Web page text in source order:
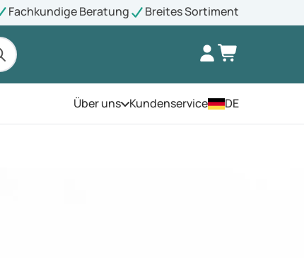
Fachkundige Beratung Breites Sortiment
Über unsÖffnen Sie das Menü
Kundenservice DE